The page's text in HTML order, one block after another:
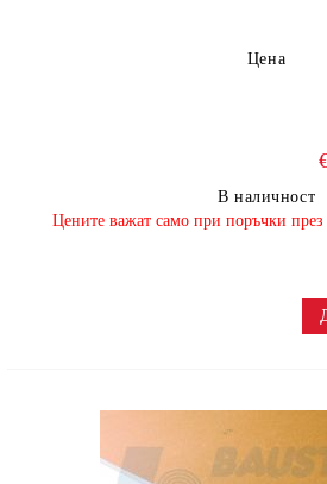
Цена
В наличност
​Цените важат само при поръчки през